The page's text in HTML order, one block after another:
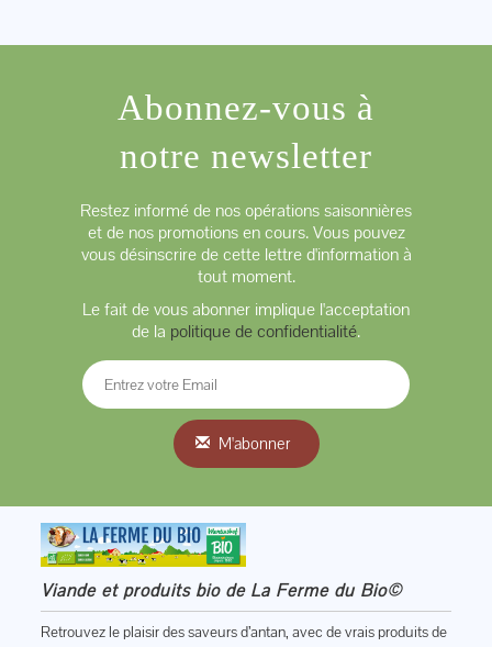
Abonnez-vous à
notre newsletter
Restez informé de nos opérations saisonnières
et de nos promotions en cours. Vous pouvez
vous désinscrire de cette lettre d'information à
tout moment.
Le fait de vous abonner implique l'acceptation
de la politique de confidentialité.
M'abonner
Viande et produits bio de La Ferme du Bio©
Retrouvez le plaisir des saveurs d’antan, avec de vrais produits de